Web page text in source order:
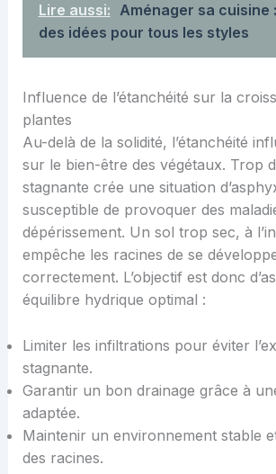
Lire aussi: Aménager sa cuisine :
des idées pour tous les styles
Influence de l’étanchéité sur la
plantes
Au-delà de la solidité, l’étanchéité
sur le bien-être des végétaux. Trop
stagnante crée une situation
susceptible de provoquer des
dépérissement. Un sol trop sec, à
empêche les racines de se
correctement. L’objectif est donc
équilibre hydrique optimal :
Limiter les infiltrations pour éviter
stagnante.
Garantir un bon drainage grâce à
adaptée.
Maintenir un environnement stable
des racines.